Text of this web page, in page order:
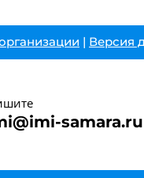
| Версия
samara.ru